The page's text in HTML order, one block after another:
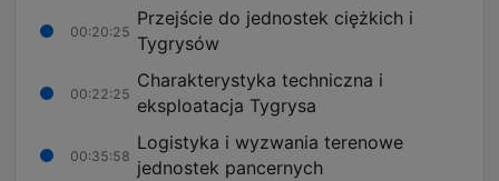
00:20:25
Przejście do jednostek ciężkich i
Tygrysów
00:22:25
Charakterystyka techniczna i
eksploatacja Tygrysa
00:35:58
Logistyka i wyzwania terenowe
jednostek pancernych